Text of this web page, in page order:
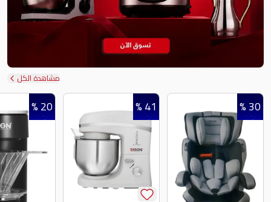
مشاهدة الكل
30 %
41 %
20 %